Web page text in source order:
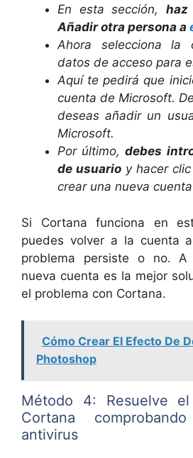
En esta sección,
Añadir otra persona a
Ahora selecciona la
datos de acceso para
Aquí te pedirá que
cuenta de Microsoft.
deseas añadir un
Microsoft.
Por último,debes
de usuario y hacer
crear una nueva
Si Cortana funciona en
puedes volver a la cuenta
problema persiste o no. A
nueva cuenta es la mejor
el problema con Cortana.
Cómo Crear El Efecto De
Photoshop
Método 4: Resuelve
Cortana
antivirus